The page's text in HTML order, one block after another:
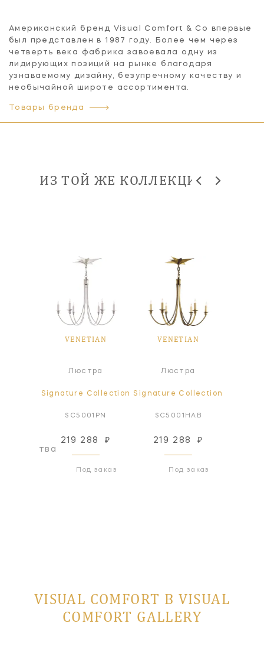
Американский бренд Visual Comfort & Co впервые
был представлен в 1987 году. Более чем через
четверть века фабрика завоевала одну из
лидирующих позиций на рынке благодаря
узнаваемому дизайну, безупречному качеству и
необычайной широте ассортимента.
Товары бренда
ИЗ ТОЙ ЖЕ КОЛЛЕКЦИИ
VENETIAN
Люстра
Signature Collection
SC5001PN
219 288 ₽
Под заказ
VENETIAN
Люстра
Signature Collection
SC5001HAB
219 288 ₽
Под заказ
VISUAL COMFORT В VISUAL
COMFORT GALLERY